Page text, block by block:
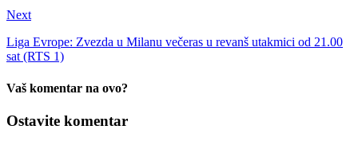
Next
Liga Evrope: Zvezda u Milanu večeras u revanš utakmici od 21.00
sat (RTS 1)
Vaš komentar na ovo?
Ostavite komentar